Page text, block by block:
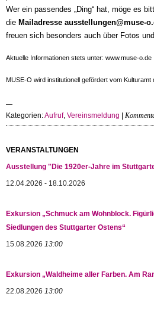
Wer ein passendes „Ding“ hat, möge es
die Mailadresse ausstellungen@muse-
freuen sich besonders auch über Fotos
Aktuelle Informationen stets unter: www.muse-o.de
MUSE-O wird institutionell gefördert vom
Kategorien:Aufruf, Vereinsmeldung
VERANSTALTUNGEN
Ausstellung "Die 1920er-Jahre im
12.04.2026 - 18.10.2026
Exkursion „Schmuck am Wohnblock.
Siedlungen des Stuttgarter Ostens“
15.08.2026 13:00
Exkursion „Waldheime aller Farben. Am
22.08.2026 13:00